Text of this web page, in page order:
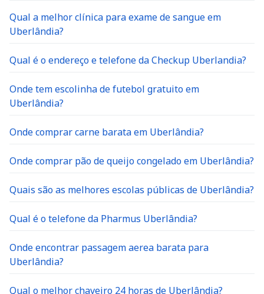
Qual a melhor clínica para exame de sangue em
Uberlândia?
Qual é o endereço e telefone da Checkup Uberlandia?
Onde tem escolinha de futebol gratuito em
Uberlândia?
Onde comprar carne barata em Uberlândia?
Onde comprar pão de queijo congelado em Uberlândia?
Quais são as melhores escolas públicas de Uberlândia?
Qual é o telefone da Pharmus Uberlândia?
Onde encontrar passagem aerea barata para
Uberlândia?
Qual o melhor chaveiro 24 horas de Uberlândia?